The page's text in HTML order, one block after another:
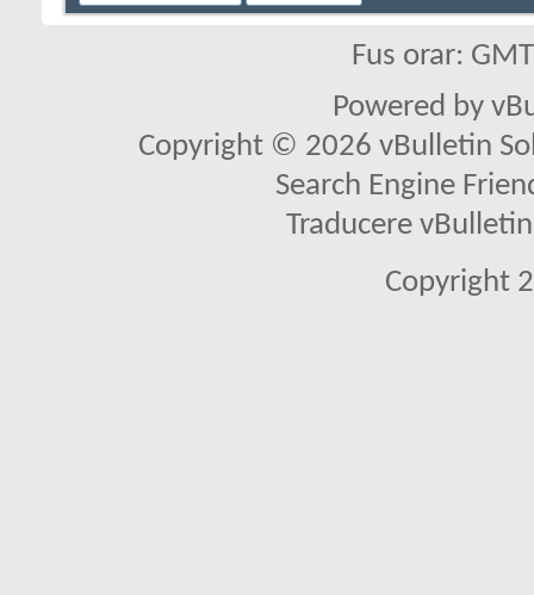
Fus orar:
Powered by
Copyright © 2026 vBulletin
Search Engine
Traducere
Copyright